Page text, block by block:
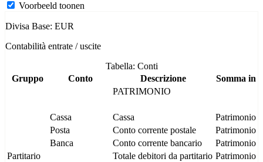
Voorbeeld toonen
Divisa Base: EUR
Contabilità entrate / uscite
Tabella: Conti
Gruppo
Conto Descrizione
Somma in
PATRIMONIO
Cassa Cassa
Patrimonio
Posta
Conto corrente postale
Patrimonio
Banca
Conto corrente bancario
Patrimonio
Partitario
Totale debitori da partitario Patrimonio